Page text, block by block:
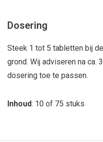
Dosering
Steek 1 tot 5 tabletten bij
grond. Wij adviseren na ca.
dosering toe te passen.
Inhoud: 10 of 75 stuks